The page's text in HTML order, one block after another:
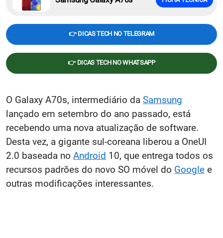
👉 DICAS TECH NO TELEGRAM
👉 DICAS TECH NO WHATSAPP
O Galaxy A70s, intermediário da Samsung
lançado em setembro do ano passado, está
recebendo uma nova atualização de software.
Desta vez, a gigante sul-coreana liberou a OneUI
2.0 baseada no Android 10, que entrega todos os
recursos padrões do novo SO móvel do Google e
outras modificações interessantes.